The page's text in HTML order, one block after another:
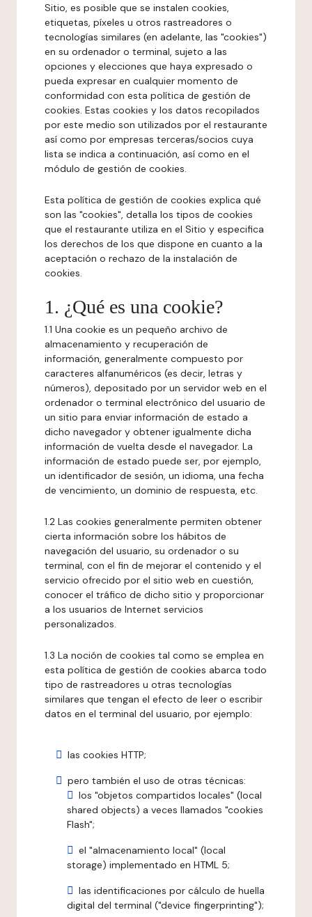
Sitio, es posible que se instalen cookies,
etiquetas, píxeles u otros rastreadores o
tecnologías similares (en adelante, las "cookies")
en su ordenador o terminal, sujeto a las
opciones y elecciones que haya expresado o
pueda expresar en cualquier momento de
conformidad con esta política de gestión de
cookies. Estas cookies y los datos recopilados
por este medio son utilizados por el restaurante
así como por empresas terceras/socios cuya
lista se indica a continuación, así como en el
módulo de gestión de cookies.
Esta política de gestión de cookies explica qué
son las "cookies", detalla los tipos de cookies
que el restaurante utiliza en el Sitio y especifica
los derechos de los que dispone en cuanto a la
aceptación o rechazo de la instalación de
cookies.
1. ¿Qué es una cookie?
1.1 Una cookie es un pequeño archivo de
almacenamiento y recuperación de
información, generalmente compuesto por
caracteres alfanuméricos (es decir, letras y
números), depositado por un servidor web en el
ordenador o terminal electrónico del usuario de
un sitio para enviar información de estado a
dicho navegador y obtener igualmente dicha
información de vuelta desde el navegador. La
información de estado puede ser, por ejemplo,
un identificador de sesión, un idioma, una fecha
de vencimiento, un dominio de respuesta, etc.
1.2 Las cookies generalmente permiten obtener
cierta información sobre los hábitos de
navegación del usuario, su ordenador o su
terminal, con el fin de mejorar el contenido y el
servicio ofrecido por el sitio web en cuestión,
conocer el tráfico de dicho sitio y proporcionar
a los usuarios de Internet servicios
personalizados.
1.3 La noción de cookies tal como se emplea en
esta política de gestión de cookies abarca todo
tipo de rastreadores u otras tecnologías
similares que tengan el efecto de leer o escribir
datos en el terminal del usuario, por ejemplo:
las cookies HTTP;
pero también el uso de otras técnicas:
los "objetos compartidos locales" (local
shared objects) a veces llamados "cookies
Flash";
el "almacenamiento local" (local
storage) implementado en HTML 5;
las identificaciones por cálculo de huella
digital del terminal ("device fingerprinting");